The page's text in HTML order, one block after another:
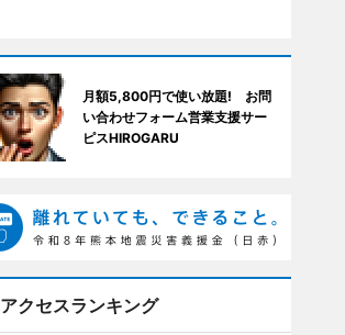
月額5,800円で使い放題! お問
い合わせフォーム営業支援サー
ピスHIROGARU
アクセスランキング